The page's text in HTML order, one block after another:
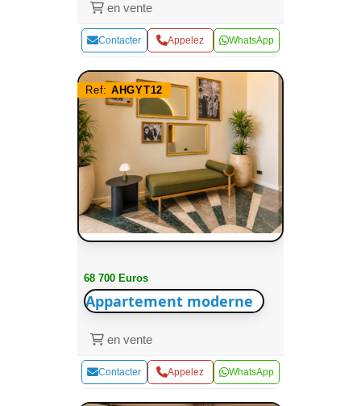
en vente
Contacter Appelez WhatsApp
Ref: AHGYT12
68 700 Euros
Appartement moderne
en vente
Contacter Appelez WhatsApp